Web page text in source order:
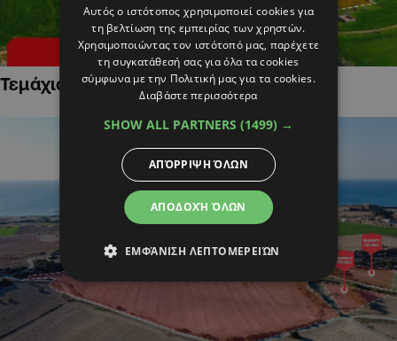
Τεμάχια Γης σε Οικιστικές Περιοχές
Αυτός ο ιστότοπος χρησιμοποιεί cookies για
τη βελτίωση της εμπειρίας των χρηστών.
Χρησιμοποιώντας τον ιστότοπό μας, παρέχετε
τη συγκατάθεσή σας για όλα τα cookies
σύμφωνα με την Πολιτική μας για τα cookies.
Διαβάστε περισσότερα
SHOW ALL PARTNERS (1499) →
ΑΠΟΔΟΧΉ ΌΛΩΝ
ΑΠΌΡΡΙΨΗ ΌΛΩΝ
ΕΜΦΆΝΙΣΗ ΛΕΠΤΟΜΕΡΕΙΏΝ